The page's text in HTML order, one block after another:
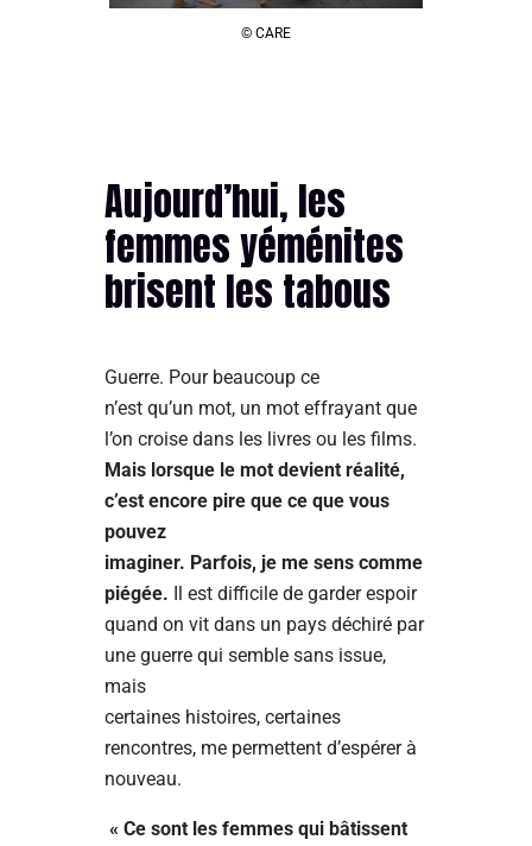
© CARE
Aujourd’hui, les
femmes yéménites
brisent les tabous
Guerre. Pour beaucoup ce
n’est qu’un mot, un mot effrayant que
l’on croise dans les livres ou les films.
Mais lorsque le mot devient réalité,
c’est encore pire que ce que vous
pouvez
imaginer. Parfois, je me sens comme
piégée.
Il est difficile de garder espoir
quand on vit dans un pays déchiré par
une guerre qui semble sans issue,
mais
certaines histoires, certaines
rencontres, me permettent d’espérer à
nouveau.
« Ce sont les femmes qui bâtissent